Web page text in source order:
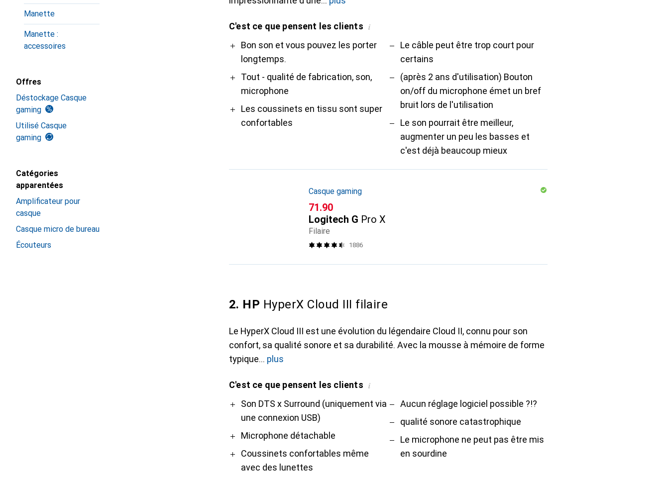
Manette
Manette :
accessoires
Offres
Déstockage Casque
gaming
Utilisé Casque
gaming
Catégories
apparentées
Amplificateur pour
casque
Casque micro de bureau
Écouteurs
C'est ce que pensent les clients i
ProBon son et vous pouvez les porter
longtemps.
Tout - qualité de fabrication, son,
microphone
Les coussinets en tissu sont super
confortables
Contre
Le câble peut être trop court pour
certains
(après 2 ans d'utilisation) Bouton
on/off du microphone émet un bref
bruit lors de l'utilisation
Le son pourrait être meilleur,
augmenter un peu les basses et
c'est déjà beaucoup mieux
Casque gaming
CHF
71.90
Logitech G Pro X
Filaire
1886
2. HP HyperX Cloud III filaire
Le HyperX Cloud III est une évolution du légendaire Cloud II, connu pour son
confort, sa qualité sonore et sa durabilité. Avec la mousse à mémoire de forme
typique
plus
C'est ce que pensent les clients i
ProSon DTS x Surround (uniquement via
une connexion USB)
Microphone détachable
Coussinets confortables même
avec des lunettes
Contre
Aucun réglage logiciel possible ?!?
qualité sonore catastrophique
Le microphone ne peut pas être mis
en sourdine